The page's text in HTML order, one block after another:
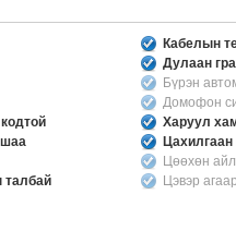
Кабелын
Дулаан
Бүрэн
Домофон
Харуул
Цөөхөн
талбай
Цэвэр агаар